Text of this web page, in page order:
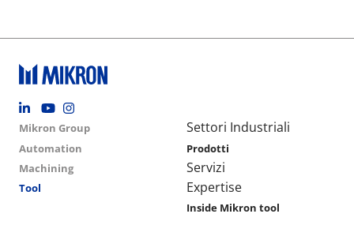
Footer social
Group menu
Mikron Group
Automation
Machining
Tool
Main navigation
Settori Industriali
Prodotti
Servizi
Expertise
Inside Mikron tool